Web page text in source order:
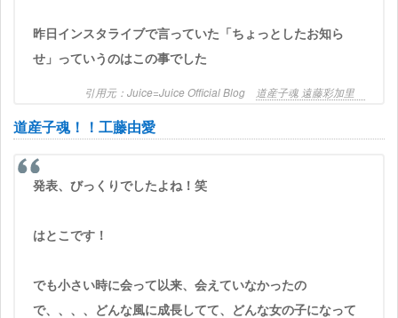
昨日インスタライブで言っていた「ちょっとしたお知ら
せ」っていうのはこの事でした
Juice=Juice Official Blog 道産子魂 遠藤彩加里
道産子魂！！工藤由愛
発表、びっくりでしたよね！笑
はとこです！
でも小さい時に会って以来、会えていなかったの
で、、、、どんな風に成長してて、どんな女の子になって